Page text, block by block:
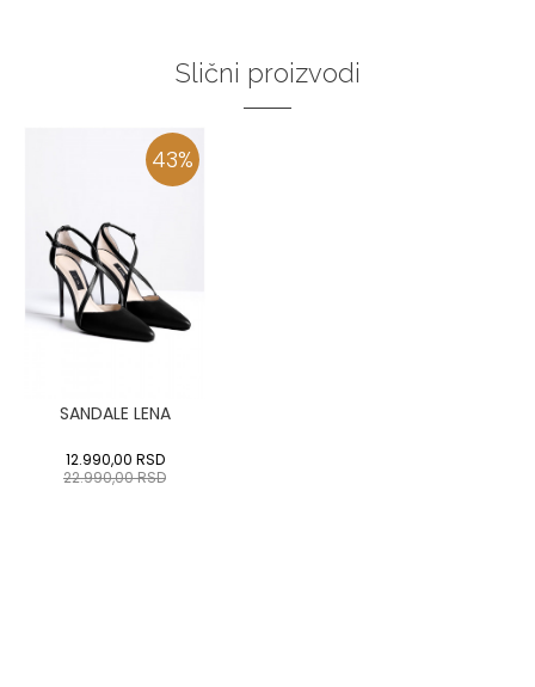
Slični proizvodi
43%
SANDALE LENA
12.990,00 RSD
22.990,00RSD